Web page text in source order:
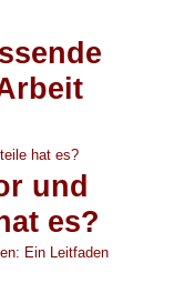
und
es?